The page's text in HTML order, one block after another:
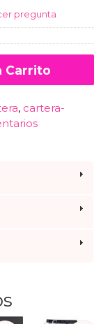
pregunta
Carrito
cartera-